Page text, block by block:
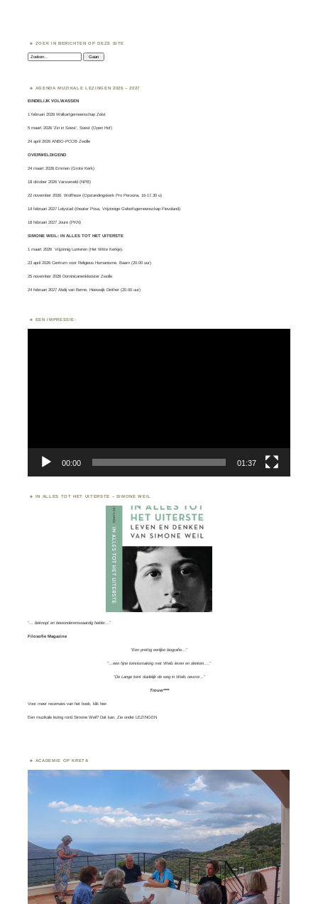
ZOEK IN BERICHTEN OP DEZE SITE
Zoeken:
AGENDA MUZIKALE LEZINGEN 2026 – 2027
EINDELIJK VOLWASSEN
1 februari 2026 Walkartgemeenschap Zeist
5 maart 2026 ‘Zin in Soest’, Soest (Open Hof)
24 april 2026 ANBO-PCOB Zwolle
OVERWELDIGEND
24 maart 2026 Emmen (Grote Kerk)
18 oktober 2026 Varsseveld (NPB)
22 november 2026 Wolfheze (Opstandingskerk Pro Persona, 16-17.30 u)
14 februari 2027 Lelystad (theater Posa, Vrijzinnige Geloofsgemeenschap Flevoland)
18 februari 2027 Joure (PKN)
SIMONE WEIL: IN ALLES TOT HET UITERSTE
1 maart 2026Vrijzinnig Lunteren (Het Witte Kerkje).
23 april 2026 Centrum voor Religieus Humanisme, Baarn (20.00 uur)
25 november 2026 Dominicanenklooster Zwolle
24 februari 2027 Abdij van Berne, Heeswijk Dinther (20.00 uur)
EEN IMPRESSIE:
Videospeler
00:00 01:37
IN ALLES TOT HET UITERSTE – SIMONE WEIL
“… beknopt en bewonderenswaardig helder…”
Filosofie Magazine
“Een prettig eerlijke biografie…”
“…een fijne kennismaking met Weils leven en denken….”
“De Lange kent duidelijk de weg in Weils oeuvre…”
Trouw****
Voor meer recensies van het boek, klik hier.
Een muzikale lezing rond Simone Weil? Dat kan. Zie onderLEZINGEN
ACADEMIE OP KRETA